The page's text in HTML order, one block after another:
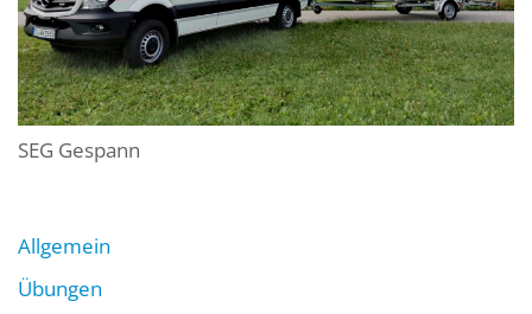
SEG Gespann
Allgemein
Übungen